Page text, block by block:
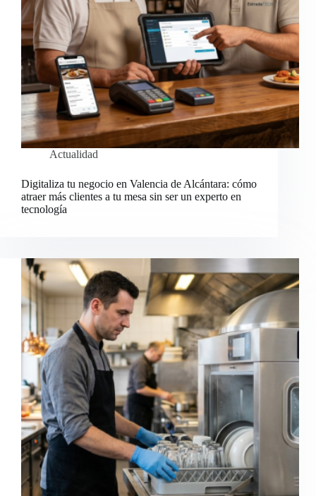
Actualidad
Digitaliza tu negocio en Valencia de Alcántara: cómo
atraer más clientes a tu mesa sin ser un experto en
tecnología